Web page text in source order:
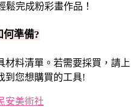
鬆完成粉彩畫作品！
何準備?
材料清單。若需要採買，請上
到您想購買的工具!
安美術社